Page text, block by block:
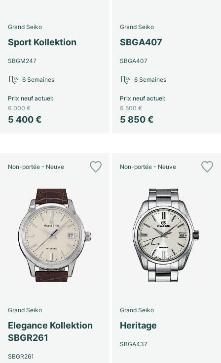
Grand Seiko
Sport Kollektion
SBGM247
5 400 €
Prix neuf actuel:
6 000 €
6 Semaines
Grand Seiko
SBGA407
SBGA407
5 850 €
Prix neuf actuel:
6 500 €
6 Semaines
Non-portée - Neuve
Grand Seiko
Elegance Kollektion
SBGR261
SBGR261
Non-portée - Neuve
Grand Seiko
Heritage
SBGA437